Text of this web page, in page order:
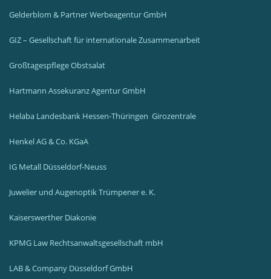
Gelderblom & Partner Werbeagentur GmbH
GIZ – Gesellschaft für internationale Zusammenarbeit
Großtagespflege Obstsalat
Hartmann Assekuranz Agentur GmbH
Helaba Landesbank Hessen-Thüringen Girozentrale
Henkel AG & Co. KGaA
IG Metall Düsseldorf-Neuss
Juwelier und Augenoptik Trümpener e. K.
Kaiserswerther Diakonie
KPMG Law Rechtsanwaltsgesellschaft mbH
LAB & Company Düsseldorf GmbH